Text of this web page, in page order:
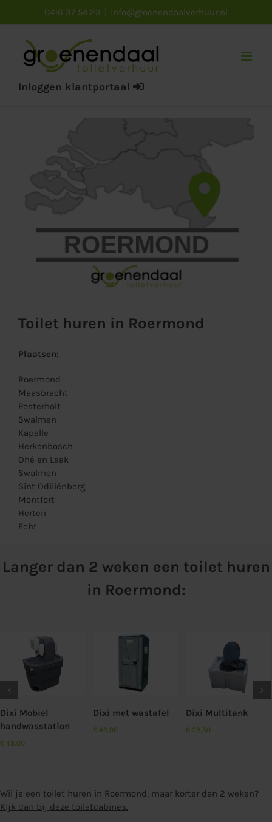
0416 37 54 23 | info@groenendaalverhuur.nl
Inloggen klantportaal
Toilet huren in Roermond
Plaatsen:
Roermond
Maasbracht
Posterholt
Swalmen
Kapelle
Herkenbosch
Ohé en Laak
Swalmen
Sint Odiliënberg
Montfort
Herten
Echt
Langer dan 2 weken een toilet huren
in Roermond:
Dixi Mobiel
handwasstation
€ 48,00
Aan offerte
toevoegen
Details
Dixi met wastafel
€ 46,00
Aan offerte
toevoegen
Dixi Multitank
€ 38,50
Wil je een toilet huren in Roermond, maar korter dan 2 weken?
Kijk dan bij deze toiletcabines.